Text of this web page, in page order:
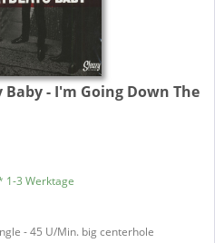
Baby - I'm Going Down The
3 Werktage
- 45 U/Min. big centerhole